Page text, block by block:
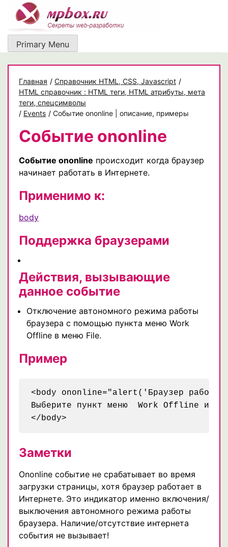
content
Primary Menu
Главная / Cправочник HTML, CSS, Javascript /
HTML справочник : HTML теги, HTML атрибуты, мета
теги, спецсимволы
/ Events / Событие ononline | описание, примеры
Событие ononline
Событие ononline происходит когда браузер
начинает работать в Интернете.
Применимо к:
body
Поддержка браузерами
Действия, вызывающие
данное событие
Отключение автономного режима работы
браузера с помощью пункта меню Work
Offline в меню File.
Пример
<body ononline="alert('Браузер
Выберите пункт меню  Work Offline из
</body>
Заметки
Ononline событие не срабатывает во время
загрузки страницы, хотя браузер работает в
Интернете. Это индикатор именно включения/
выключения автономного режима работы
браузера. Наличие/отсутствие интернета
события не вызывает!